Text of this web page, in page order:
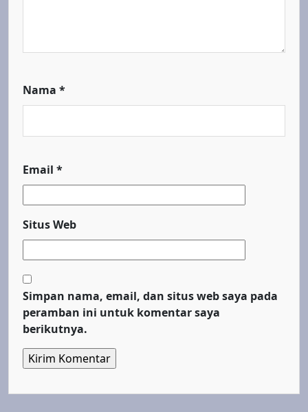
Nama *
Email *
Situs Web
Simpan nama, email, dan situs web saya pada
peramban ini untuk komentar saya
berikutnya.